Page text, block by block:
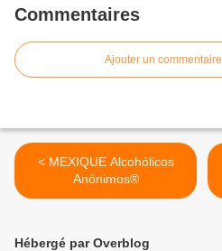
Commentaires
Ajouter un commentaire
< MEXIQUE Alcohólicos
Anónimos®
Hébergé par Overblog